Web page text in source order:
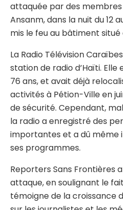
attaquée par des
Ansanm, dans la nuit du 12
mis le feu au bâtiment situé
La Radio Télévision
station de radio d’Haïti.
76 ans, et avait déjà
activités à Pétion-Ville en
de sécurité. Cependant,
la radio a enregistré des
importantes et a dû
ses programmes.
Reporters Sans Frontières
attaque, en soulignant le
témoigne de la croissance